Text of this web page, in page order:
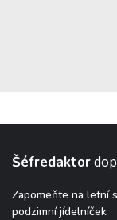
Šéfredaktor
Zapomeňte na letní
podzimní jídelníček